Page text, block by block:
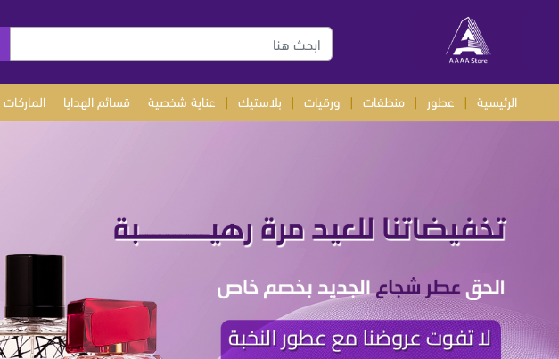
الرئيسية | عطور | منظفات | ورقيات | بلاستيك | عناية شخصية قسائم الهدايا الماركات